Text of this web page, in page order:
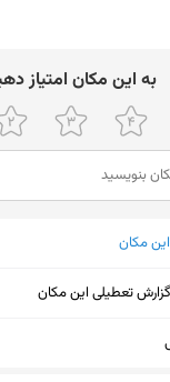
ﺑﻪ اﯾﻦ ﻣﮑﺎن اﻣﺘﯿﺎز
مکان
تعطیلی این مکان